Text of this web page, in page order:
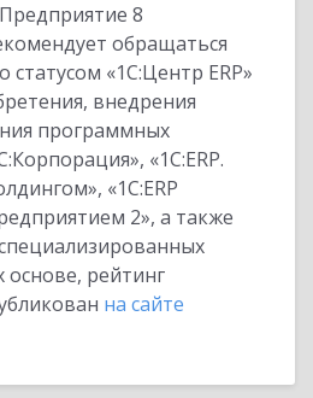
8
обращаться
статусом «1С:Центр ERP»
внедрения
программных
«1С:ERP.
«1С:ERP
2», а также
рейтинг
на сайте